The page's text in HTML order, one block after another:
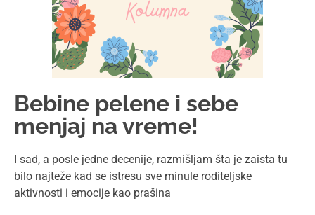
Bebine pelene i sebe
menjaj na vreme!
I sad, a posle jedne decenije, razmišljam šta je zaista tu
bilo najteže kad se istresu sve minule roditeljske
aktivnosti i emocije kao prašina